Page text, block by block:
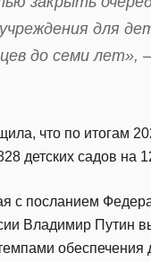
для
до семи лет»,
что по итогам
детских садов на
с посланием
Владимир Путин
обеспечения